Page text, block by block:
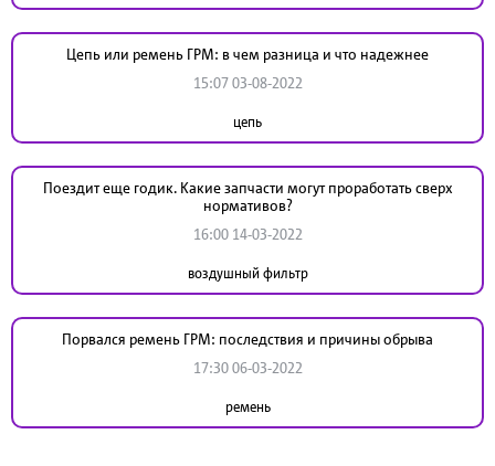
Цепь или ремень ГРМ: в чем разница и что надежнее
15:07 03-08-2022
цепь
Поездит еще годик. Какие запчасти могут проработать сверх
нормативов?
16:00 14-03-2022
воздушный фильтр
Порвался ремень ГРМ: последствия и причины обрыва
17:30 06-03-2022
ремень